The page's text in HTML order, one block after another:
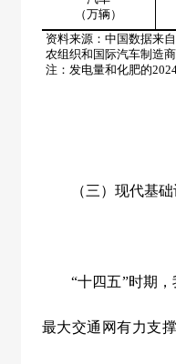
（万辆）
资料来源：中国数据来
农组织和国际汽车制造
注：发电量和化肥的
（三）现代基础
“十四五”时期，
最大交通网有力支